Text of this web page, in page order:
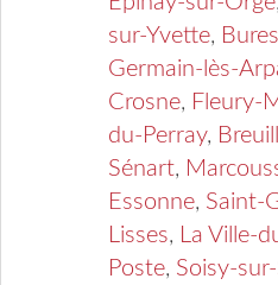
sur-Yvette,
Germain-lès-
Crosne, Fleury-
du-Perray,
Sénart,
Essonne, Saint-
Lisses, La Ville-
Poste, Soisy-